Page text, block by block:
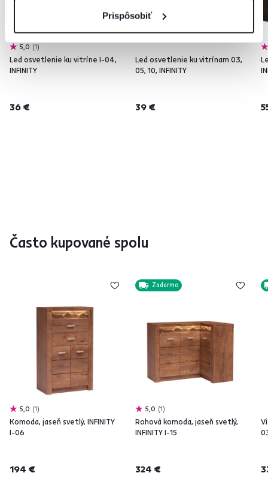
Prispôsobiť
5,0 1
Led osvetlenie ku vitríne I-04,
INFINITY
36 €
Led osvetlenie ku vitrínam 03,
05, 10, INFINITY
39 €
Často kupované spolu
5,0 1
Komoda, jaseň svetlý, INFINITY
I-06
194 €
Zadarmo
5,0 1
Rohová komoda, jaseň svetlý,
INFINITY I-15
324 €